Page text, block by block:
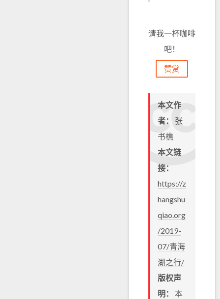
请我一杯咖啡
吧！
赞赏
本文作
者： 张
书樵
本文链
接：
https://z
hangshu
qiao.org
/2019-
07/青海
湖之行/
版权声
明： 本